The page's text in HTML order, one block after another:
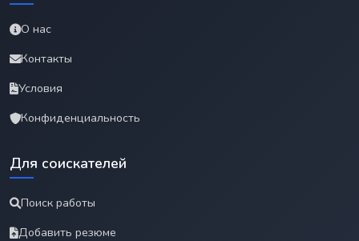
О нас
Контакты
Условия
Конфиденциальность
Для соискателей
Поиск работы
Добавить резюме